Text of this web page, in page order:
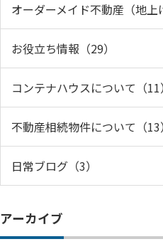
オーダーメイド不動産（地上
お役立ち情報（29）
コンテナハウスについて（11）
不動産相続物件について（13）
日常ブログ（3）
アーカイブ